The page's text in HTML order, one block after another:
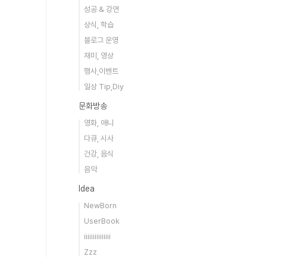
성공 & 강연
상식, 학습
블로그 운영
재미, 영상
행사,이벤트
일상 Tip,Diy
문화방송
영화, 애니
다큐, 시사
건강, 음식
음악
Idea
NewBorn
UserBook
iiiiiiiiiiiiiii
Zzz